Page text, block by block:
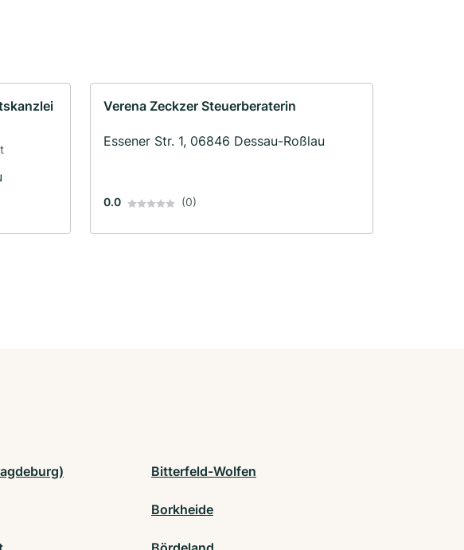
Verena Zeckzer Steuerberaterin
Essener Str. 1, 06846 Dessau-Roßlau
0.0 (0)
Bitterfeld-Wolfen
Borkheide